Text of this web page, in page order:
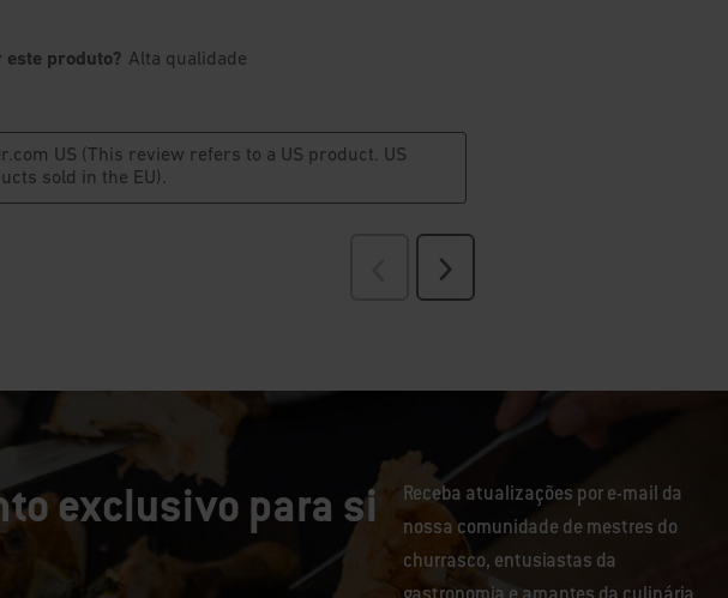
exclusivo para si
Receba atualizações por e-mail da
nossa comunidade de mestres do
churrasco, entusiastas da